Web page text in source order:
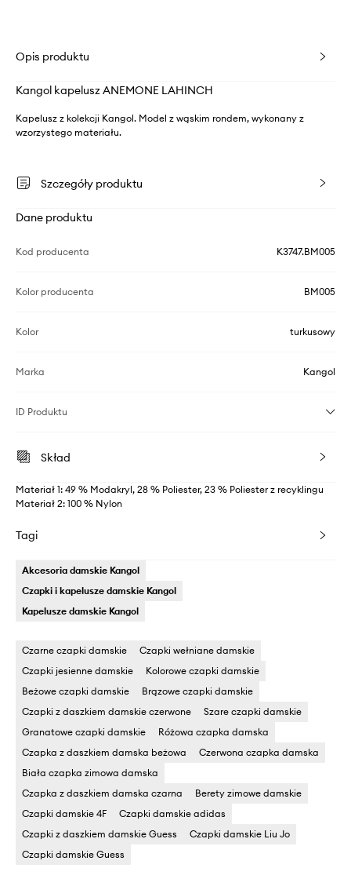
Opis produktu
Kangol kapelusz ANEMONE LAHINCH
Kapelusz z kolekcji Kangol. Model z wąskim rondem, wykonany z
wzorzystego materiału.
Szczegóły produktu
Dane produktu
Kod producenta K3747.BM005
Kolor producenta BM005
Kolor turkusowy
Marka Kangol
ID Produktu
Skład
Materiał 1: 49 % Modakryl, 28 % Poliester, 23 % Poliester z recyklingu
Materiał 2: 100 % Nylon
Tagi
Akcesoria damskie Kangol
Czapki i kapelusze damskie Kangol
Kapelusze damskie Kangol
Czarne czapki damskie
Czapki wełniane damskie
Czapki jesienne damskie
Kolorowe czapki damskie
Beżowe czapki damskie
Brązowe czapki damskie
Czapki z daszkiem damskie czerwone
Szare czapki damskie
Granatowe czapki damskie
Różowa czapka damska
Czapka z daszkiem damska beżowa
Czerwona czapka damska
Biała czapka zimowa damska
Czapka z daszkiem damska czarna
Berety zimowe damskie
Czapki damskie 4F
Czapki damskie adidas
Czapki z daszkiem damskie Guess
Czapki damskie Liu Jo
Czapki damskie Guess